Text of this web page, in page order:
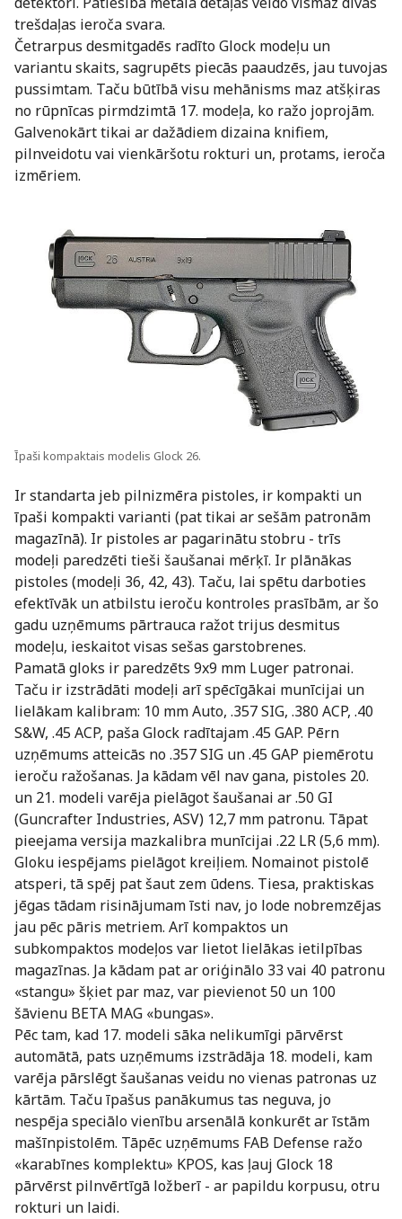
trešdaļas ieroča svara.
Četrarpus desmitgadēs radīto Glock modeļu un
variantu skaits, sagrupēts piecās paaudzēs, jau tuvojas
pussimtam. Taču būtībā visu mehānisms maz atšķiras
no rūpnīcas pirmdzimtā 17. modeļa, ko ražo joprojām.
Galvenokārt tikai ar dažādiem dizaina knifiem,
pilnveidotu vai vienkāršotu rokturi un, protams, ieroča
izmēriem.
Īpaši kompaktais modelis Glock 26.
Ir standarta jeb pilnizmēra pistoles, ir kompakti un
īpaši kompakti varianti (pat tikai ar sešām patronām
magazīnā). Ir pistoles ar pagarinātu stobru - trīs
modeļi paredzēti tieši šaušanai mērķī. Ir plānākas
pistoles (modeļi 36, 42, 43). Taču, lai spētu darboties
efektīvāk un atbilstu ieroču kontroles prasībām, ar šo
gadu uzņēmums pārtrauca ražot trijus desmitus
modeļu, ieskaitot visas sešas garstobrenes.
Pamatā gloks ir paredzēts 9x9 mm Luger patronai.
Taču ir izstrādāti modeļi arī spēcīgākai munīcijai un
lielākam kalibram: 10 mm Auto, .357 SIG, .380 ACP, .40
S&W, .45 ACP, paša Glock radītajam .45 GAP. Pērn
uzņēmums atteicās no .357 SIG un .45 GAP piemērotu
ieroču ražošanas. Ja kādam vēl nav gana, pistoles 20.
un 21. modeli varēja pielāgot šaušanai ar .50 GI
(Guncrafter Industries, ASV) 12,7 mm patronu. Tāpat
pieejama versija mazkalibra munīcijai .22 LR (5,6 mm).
Gloku iespējams pielāgot kreiļiem. Nomainot pistolē
atsperi, tā spēj pat šaut zem ūdens. Tiesa, praktiskas
jēgas tādam risinājumam īsti nav, jo lode nobremzējas
jau pēc pāris metriem. Arī kompaktos un
subkompaktos modeļos var lietot lielākas ietilpības
magazīnas. Ja kādam pat ar oriģinālo 33 vai 40 patronu
«stangu» šķiet par maz, var pievienot 50 un 100
šāvienu BETA MAG «bungas».
Pēc tam, kad 17. modeli sāka nelikumīgi pārvērst
automātā, pats uzņēmums izstrādāja 18. modeli, kam
varēja pārslēgt šaušanas veidu no vienas patronas uz
kārtām. Taču īpašus panākumus tas neguva, jo
nespēja speciālo vienību arsenālā konkurēt ar īstām
mašīnpistolēm. Tāpēc uzņēmums FAB Defense ražo
«karabīnes komplektu» KPOS, kas ļauj Glock 18
pārvērst pilnvērtīgā ložberī - ar papildu korpusu, otru
rokturi un laidi.